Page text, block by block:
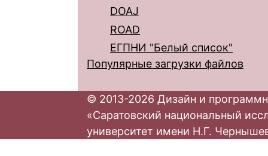
DOAJ
ROAD
ЕГПНИ "Белый список"
Популярные загрузки файлов
© 2013-2026 Дизайн и
«Саратовский национальный
университет имени Н.Г.